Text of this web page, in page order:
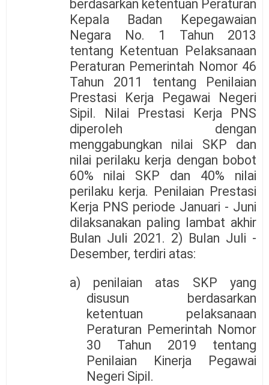
berdasarkan ketentuan Peraturan
Kepala Badan Kepegawaian
Negara No. 1 Tahun 2013
tentang Ketentuan Pelaksanaan
Peraturan Pemerintah Nomor 46
Tahun 2011 tentang Penilaian
Prestasi Kerja Pegawai Negeri
Sipil. Nilai Prestasi Kerja PNS
diperoleh dengan
menggabungkan nilai SKP dan
nilai perilaku kerja dengan bobot
60% nilai SKP dan 40% nilai
perilaku kerja. Penilaian Prestasi
Kerja PNS periode Januari - Juni
dilaksanakan paling lambat akhir
Bulan Juli 2021. 2) Bulan Juli -
Desember, terdiri atas:
a) penilaian atas SKP yang
disusun berdasarkan
ketentuan pelaksanaan
Peraturan Pemerintah Nomor
30 Tahun 2019 tentang
Penilaian Kinerja Pegawai
Negeri Sipil.